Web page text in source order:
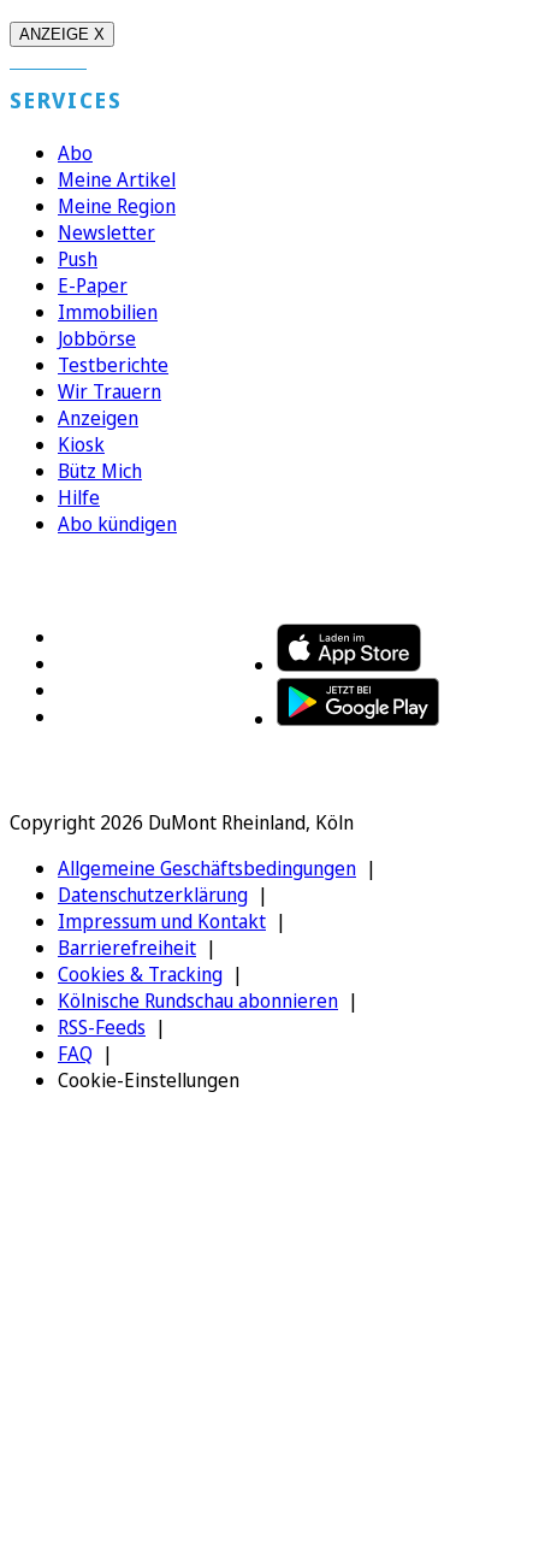
ANZEIGE X
SERVICES
Abo
Meine Artikel
Meine Region
Newsletter
Push
E-Paper
Immobilien
Jobbörse
Testberichte
Wir Trauern
Anzeigen
Kiosk
Bütz Mich
Hilfe
Abo kündigen
Copyright 2026 DuMont Rheinland, Köln
Allgemeine Geschäftsbedingungen
Datenschutzerklärung
Impressum und Kontakt
Barrierefreiheit
Cookies & Tracking
Kölnische Rundschau abonnieren
RSS-Feeds
FAQ
Cookie-Einstellungen